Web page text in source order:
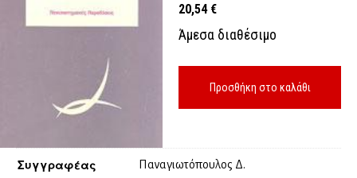
20,54 €
Άμεσα διαθέσιμο
Προσθήκη στο καλάθι
Συγγραφέας Παναγιωτόπουλος Δ.